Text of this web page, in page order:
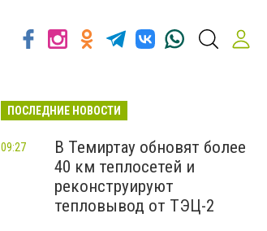
ПОСЛЕДНИЕ НОВОСТИ
В Темиртау обновят более
40 км теплосетей и
реконструируют
тепловывод от ТЭЦ-2
09:27